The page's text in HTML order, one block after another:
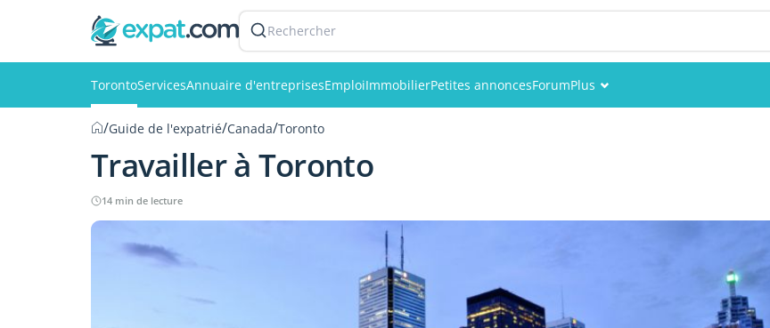
Rechercher
TorontoServicesAnnuaire d'entreprisesEmploiImmobilierPetites annoncesForumPlus
/Guide de l'expatrié/Canada/Toronto
Travailler à Toronto
14 min de lecture